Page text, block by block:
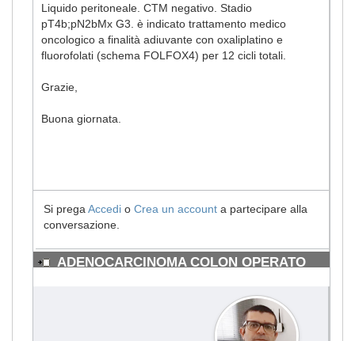
Liquido peritoneale. CTM negativo. Stadio
pT4b;pN2bMx G3. è indicato trattamento medico
oncologico a finalità adiuvante con oxaliplatino e
fluorofolati (schema FOLFOX4) per 12 cicli totali.
Grazie,
Buona giornata.
Si prega Accedi o Crea un account a partecipare alla
conversazione.
ADENOCARCINOMA COLON OPERATO